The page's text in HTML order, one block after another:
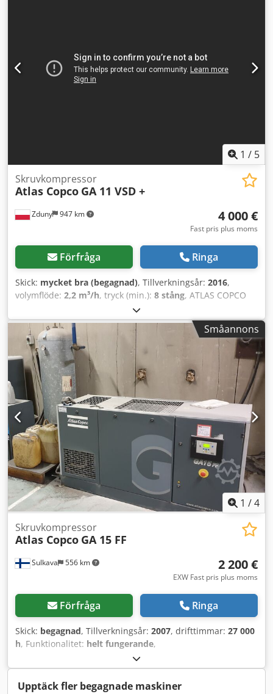
1 / 5
Zduny 947 km
Skruvkompressor
Atlas Copco GA 11 VSD +
4 000 €
Fast pris plus moms
Förfråga Ringa
Skick: mycket bra (begagnad), Tillverkningsår: 2016,
volymflöde: 2,2 m³/h, tryck (min.): 8 stång, ATLAS COPCO
GA 11 VSD+ skruvkompressor Variabel hastighet
(frekvensomriktare) Dksdpfx Akjytyh Ho Eor Motor 11 kW
Kapacitet 1,95 m³/min Tryck 13 bar Tillverkningsår 2016
Drifttid 9270 timmar
Småannons
1 /4
Sulkava 556 km
Skruvkompressor
Atlas Copco GA 15 FF
2 200 €
EXW Fast pris plus moms
Förfråga Ringa
Skick: begagnad, Tillverkningsår: 2007, drifttimmar: 27 000
h, Funktionalitet: helt fungerande,
API454025
roterande skruvkompressor med integrerad kylmedeltork
Atlas Copco, modell GA 15 FF, årsmodell 2007,
Upptäck fler begagnade maskiner